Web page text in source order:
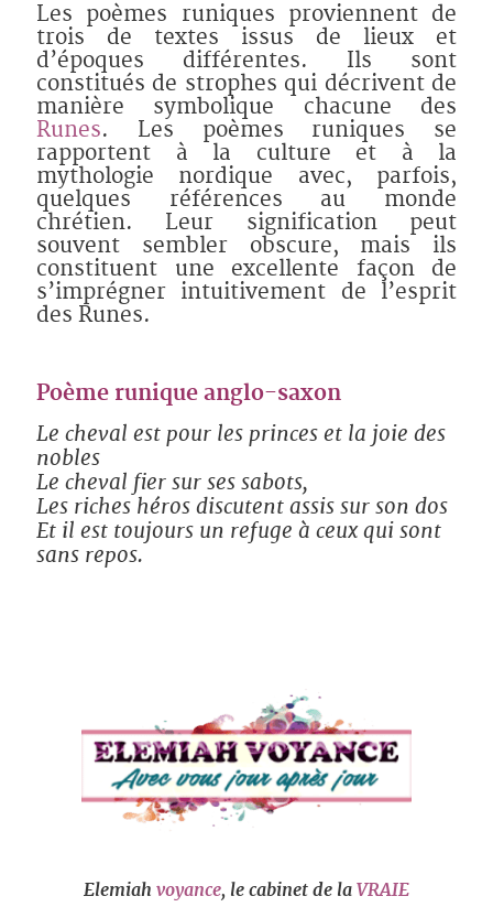
Les poèmes runiques proviennent de
trois de textes issus de lieux et
d’époques différentes. Ils sont
constitués de strophes qui décrivent de
manière symbolique chacune des
Runes. Les poèmes runiques se
rapportent à la culture et à la
mythologie nordique avec, parfois,
quelques références au monde
chrétien. Leur signification peut
souvent sembler obscure, mais ils
constituent une excellente façon de
s’imprégner intuitivement de l’esprit
des Runes.
Poème runique anglo-saxon
Le cheval est pour les princes et la joie des
nobles
Le cheval fier sur ses sabots,
Les riches héros discutent assis sur son dos
Et il est toujours un refuge à ceux qui sont
sans repos.
Elemiah voyance, le cabinet de laVRAIE